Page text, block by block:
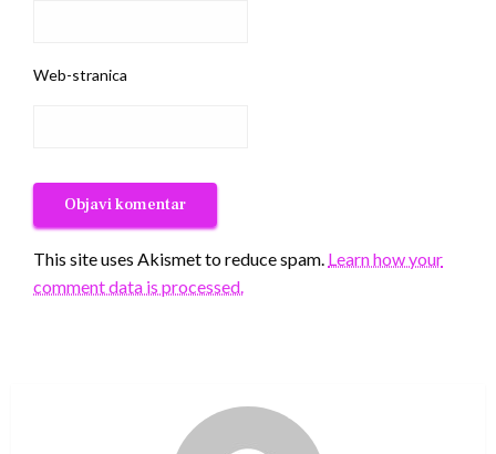
Web-stranica
This site uses Akismet to reduce spam. Learn how your
comment data is processed.